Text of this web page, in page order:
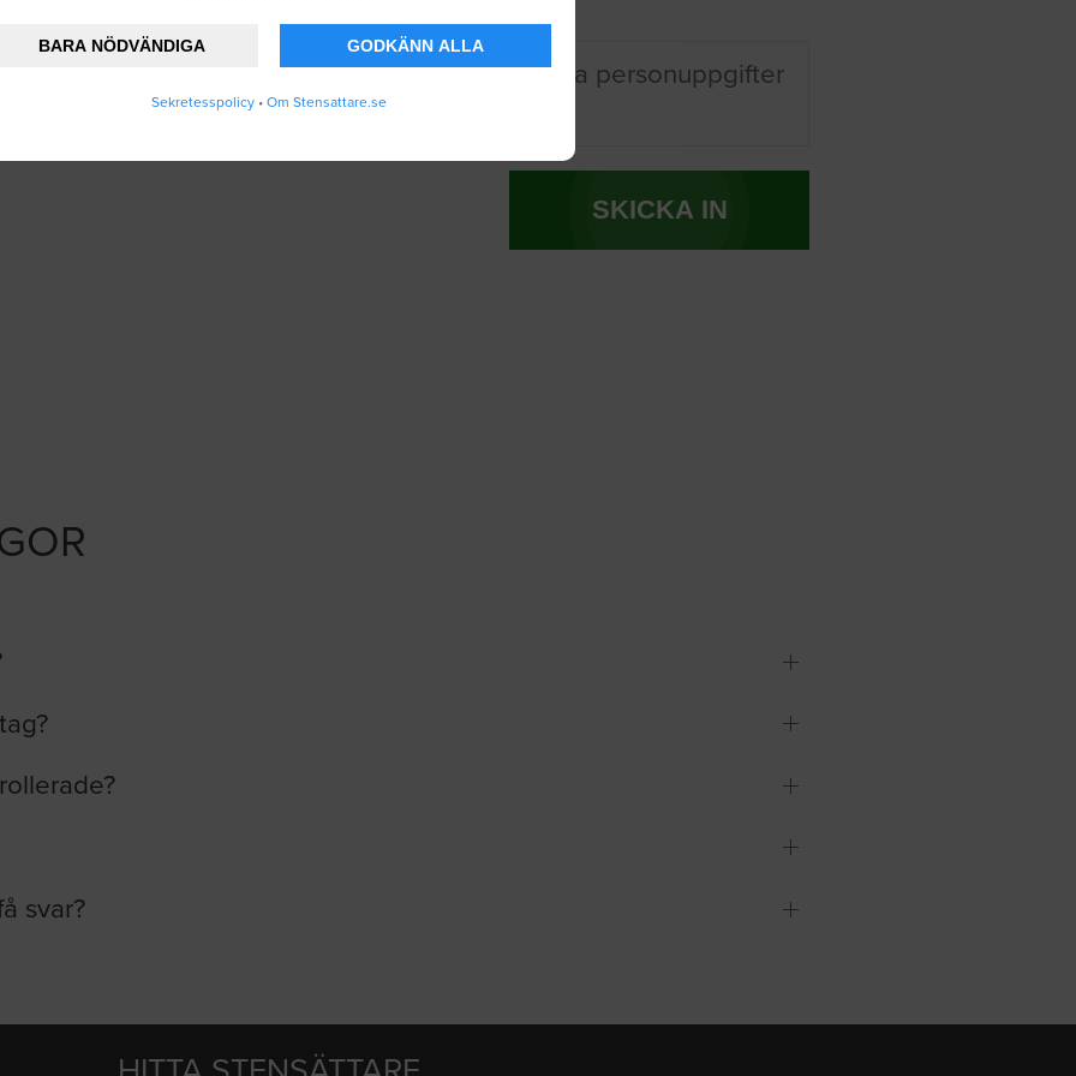
BARA NÖDVÄNDIGA GODKÄNN ALLA
Sekretesspolicy • Om Stensattare.se
att Stensattare.se lagrar och använder mina personuppgifter
.
SKICKA IN
svar?